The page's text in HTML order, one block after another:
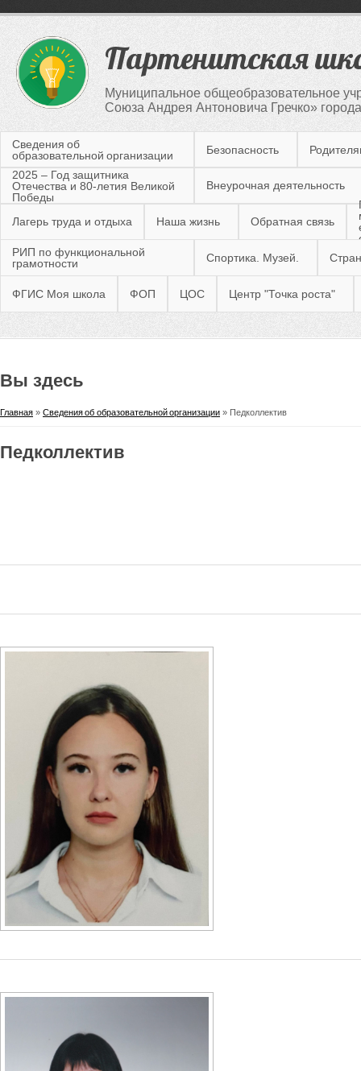
Партенитская
Муниципальное общеобразовательное
Союза Андрея Антоновича Гречко»
Сведения об
образовательной организации
Безопасность
2025 – Год защитника
Отечества и 80-летия Великой
Победы
Внеурочная деятельность
Лагерь труда и отдыха Наша жизнь Обратная связь
РИП по функциональной
грамотности
Спортика. Музей.
ФГИС Моя школа ФОП ЦОС Центр "Точка роста"
Вы здесь
Главная » Сведения об образовательной организации » Педколлектив
Педколлектив